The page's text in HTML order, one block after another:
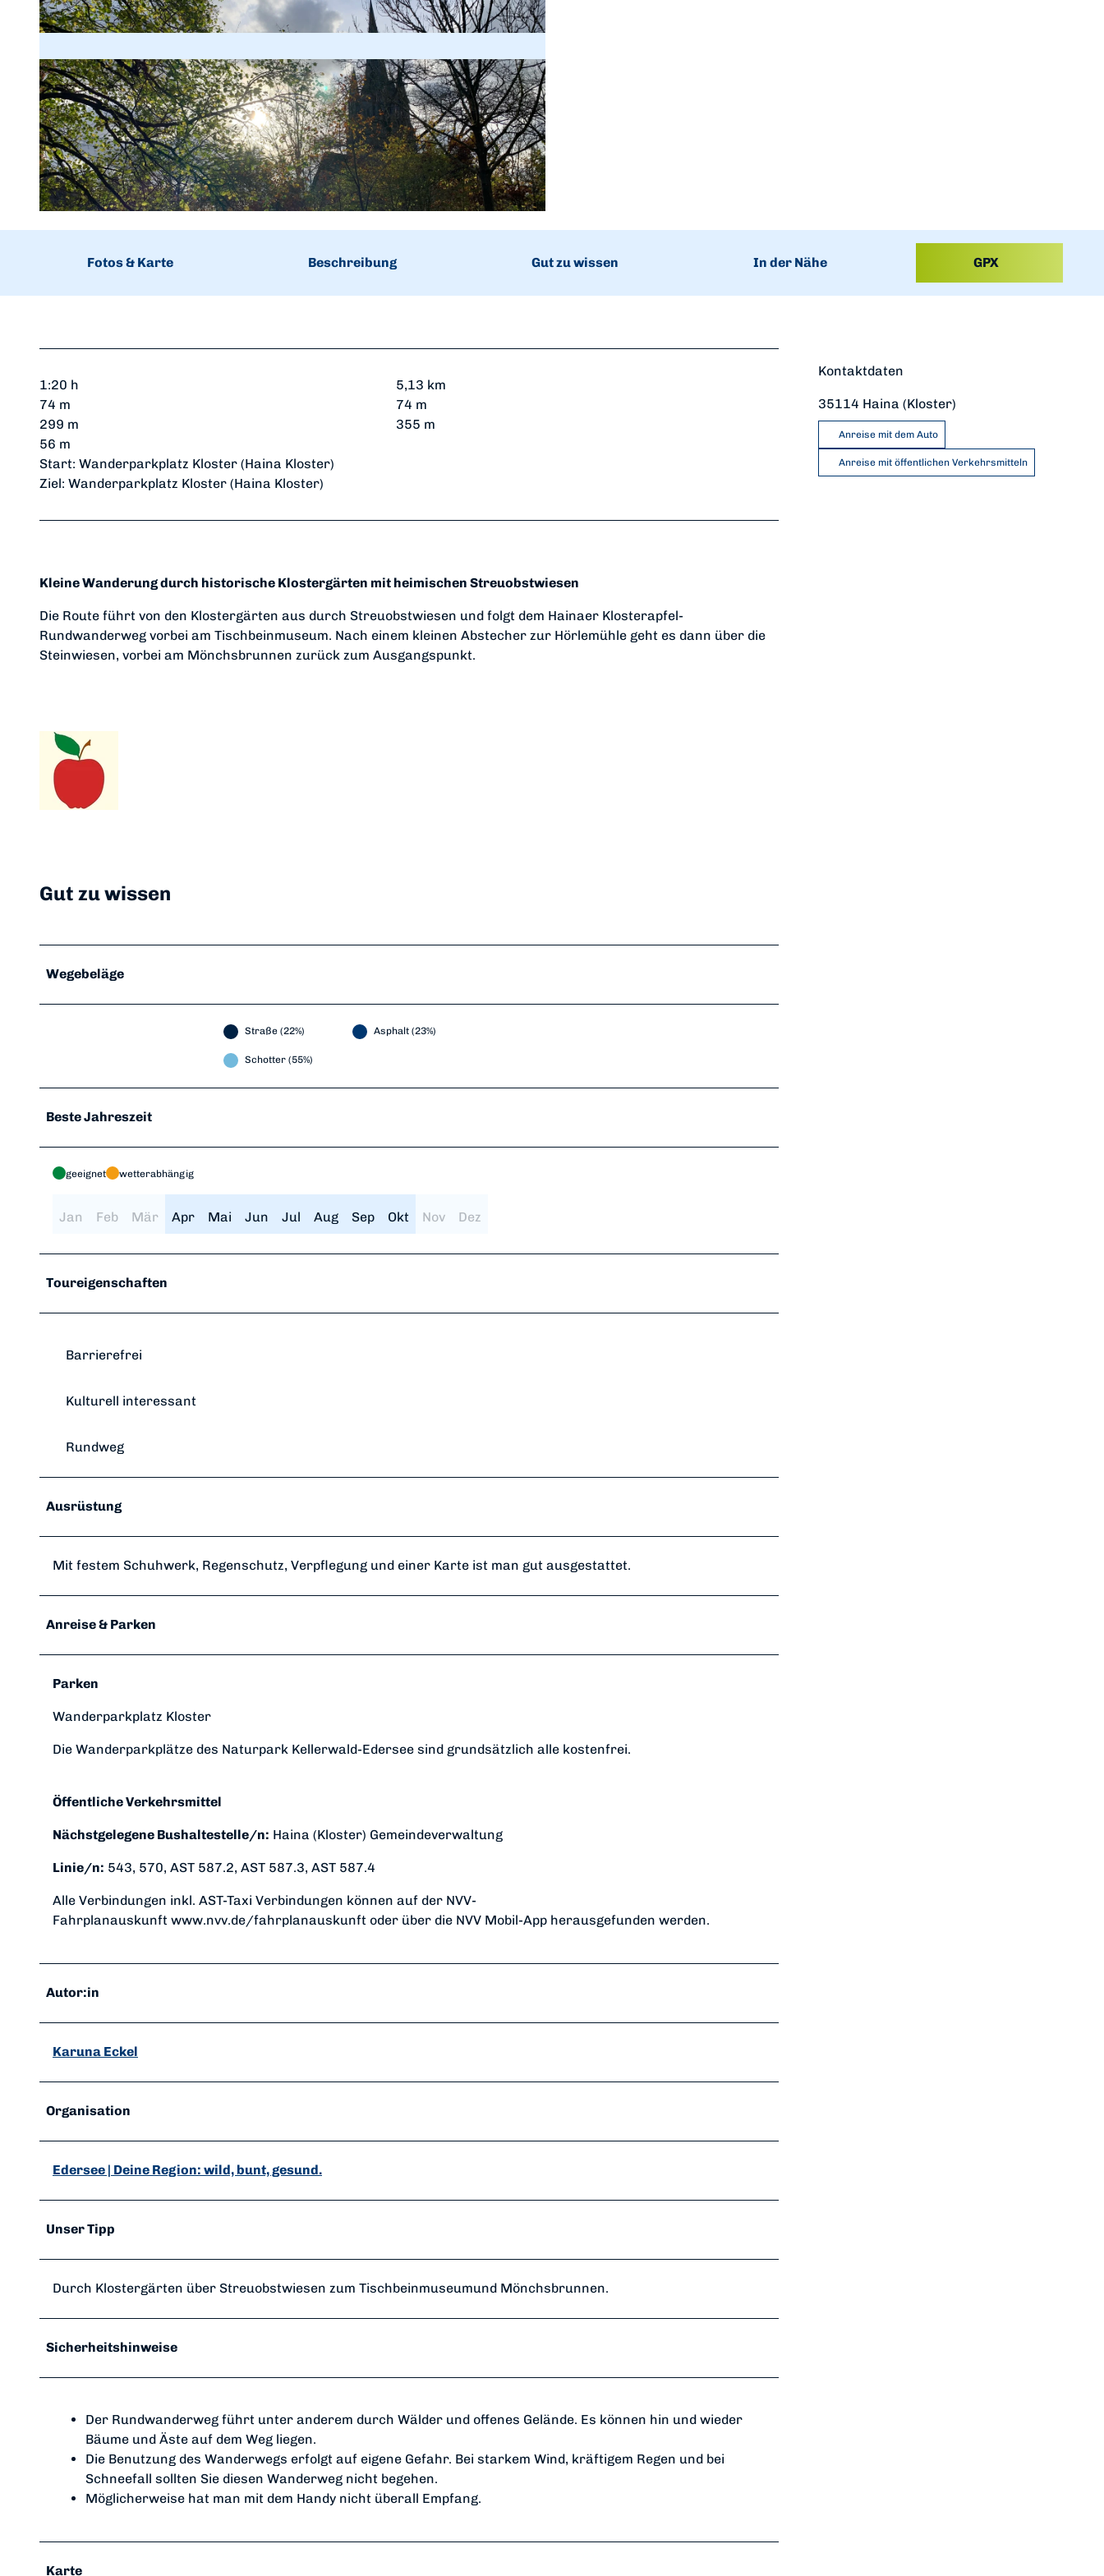
Fotos & Karte Beschreibung Gut zu wissen In der Nähe GPX
1:20 h
5,13 km
74 m
74 m
299 m
355 m
56 m
Start: Wanderparkplatz Kloster (Haina Kloster)
Ziel: Wanderparkplatz Kloster (Haina Kloster)
Kleine Wanderung durch historische Klostergärten mit heimischen Streuobstwiesen
Die Route führt von den Klostergärten aus durch Streuobstwiesen und folgt dem Hainaer Klosterapfel-
Rundwanderweg vorbei am Tischbeinmuseum. Nach einem kleinen Abstecher zur Hörlemühle geht es dann über die
Steinwiesen, vorbei am Mönchsbrunnen zurück zum Ausgangspunkt.
Gut zu wissen
Wegebeläge
Straße (22%) Asphalt (23%)
Schotter (55%)
Beste Jahreszeit
geeignet wetterabhängig
Jan Feb Mär Apr Mai Jun Jul Aug Sep Okt Nov Dez
Toureigenschaften
Barrierefrei
Kulturell interessant
Rundweg
Ausrüstung
Mit festem Schuhwerk, Regenschutz, Verpflegung und einer Karte ist man gut ausgestattet.
Anreise & Parken
Parken
Wanderparkplatz Kloster
Die Wanderparkplätze des Naturpark Kellerwald-Edersee sind grundsätzlich alle kostenfrei.
Öffentliche Verkehrsmittel
Nächstgelegene Bushaltestelle/n: Haina (Kloster) Gemeindeverwaltung
Linie/n: 543, 570, AST 587.2, AST 587.3, AST 587.4
Alle Verbindungen inkl. AST-Taxi Verbindungen können auf der NVV-
Fahrplanauskunft www.nvv.de/fahrplanauskunft oder über die NVV Mobil-App herausgefunden werden.
Autor:in
Karuna Eckel
Organisation
Edersee | Deine Region: wild, bunt, gesund.
Unser Tipp
Durch Klostergärten über Streuobstwiesen zum Tischbeinmuseumund Mönchsbrunnen.
Sicherheitshinweise
Der Rundwanderweg führt unter anderem durch Wälder und offenes Gelände. Es können hin und wieder
Bäume und Äste auf dem Weg liegen.
Die Benutzung des Wanderwegs erfolgt auf eigene Gefahr. Bei starkem Wind, kräftigem Regen und bei
Schneefall sollten Sie diesen Wanderweg nicht begehen.
Möglicherweise hat man mit dem Handy nicht überall Empfang.
Karte
Kontaktdaten
35114 Haina (Kloster)
Anreise mit dem Auto
Anreise mit öffentlichen Verkehrsmitteln